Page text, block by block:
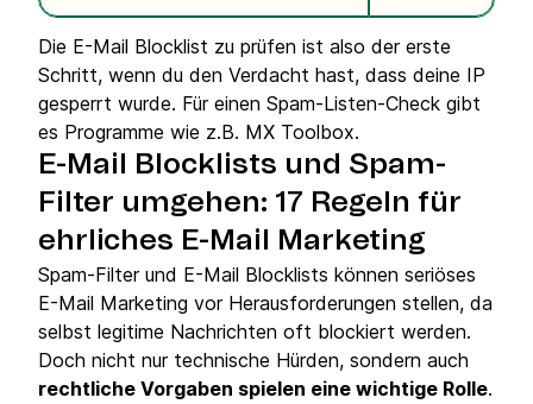
Die E-Mail Blocklist zu prüfen ist also der erste
Schritt, wenn du den Verdacht hast, dass deine IP
gesperrt wurde. Für einen Spam-Listen-Check gibt
es Programme wie z.B. MX Toolbox.
E-Mail Blocklists und Spam-
Filter umgehen: 17 Regeln für
ehrliches E-Mail Marketing
Spam-Filter und E-Mail Blocklists können seriöses
E-Mail Marketing vor Herausforderungen stellen, da
selbst legitime Nachrichten oft blockiert werden.
Doch nicht nur technische Hürden, sondern auch
rechtliche Vorgaben spielen eine wichtige Rolle.